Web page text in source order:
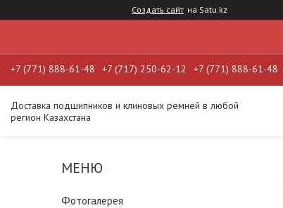
Создать сайт на Satu.kz
+7 (771) 888-61-48 +7 (717) 250-62-12 +7 (771) 888-61-48
Доставка подшипников и клиновых ремней в любой
регион Казахстана
Фотогалерея